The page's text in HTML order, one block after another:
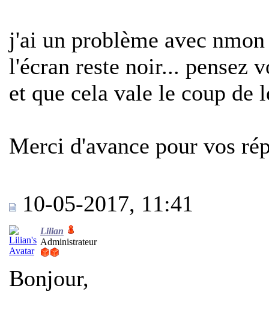
j'ai un problème avec
l'écran reste noir... pensez
et que cela vale le coup de
Merci d'avance pour vos
10-05-2017, 11:41
Lilian
Administrateur
Bonjour,